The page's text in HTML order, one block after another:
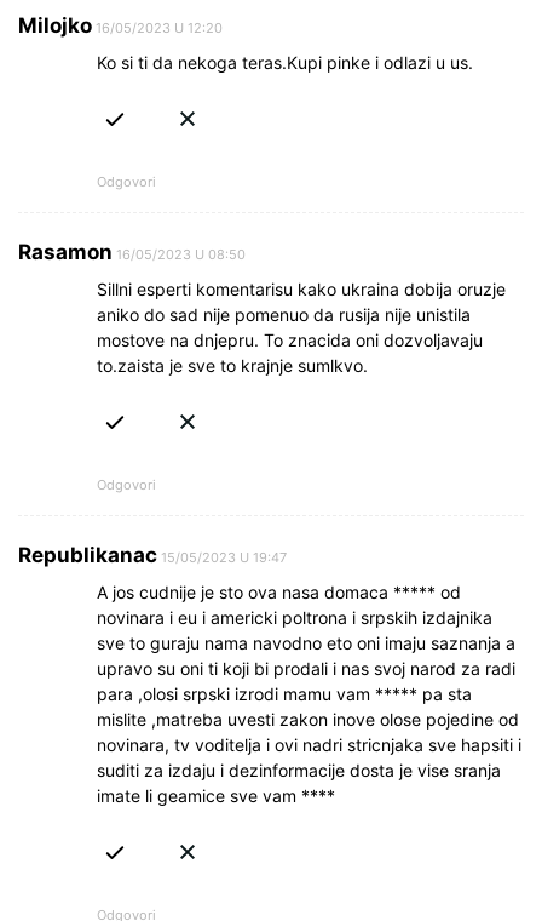
Milojko 16/05/2023 U 12:20
Ko si ti da nekoga teras.Kupi pinke i odlazi u us.
Odgovori
Rasamon 16/05/2023 U 08:50
Sillni esperti komentarisu kako ukraina dobija oruzje
aniko do sad nije pomenuo da rusija nije unistila
mostove na dnjepru. To znacida oni dozvoljavaju
to.zaista je sve to krajnje sumlkvo.
Odgovori
Republikanac 15/05/2023 U 19:47
A jos cudnije je sto ova nasa domaca ***** od
novinara i eu i americki poltrona i srpskih izdajnika
sve to guraju nama navodno eto oni imaju saznanja a
upravo su oni ti koji bi prodali i nas svoj narod za radi
para ,olosi srpski izrodi mamu vam ***** pa sta
mislite ,matreba uvesti zakon inove olose pojedine od
novinara, tv voditelja i ovi nadri stricnjaka sve hapsiti i
suditi za izdaju i dezinformacije dosta je vise sranja
imate li geamice sve vam ****
Odgovori